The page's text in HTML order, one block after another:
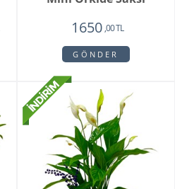
1650,00 TL
GÖNDER